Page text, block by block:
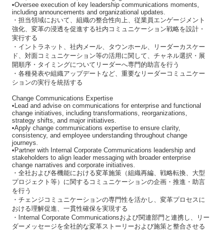
•Oversee execution of key leadership communications moments,
including announcements and organizational updates.
・担当領域において、組織の整合性向上、従業員エンゲージメント
強化、変革の浸透を促進する社内コミュニケーション戦略を設計・
実行する
・イントラネット、社内メール、タウンホール、リーダーカスケー
ド、対面コミュニケーション等の活用に関して、チャネル選択・展
開順序・タイミングについてリーダーへ専門的助言を行う
・各種発表や組織アップデートなど、重要なリーダーコミュニケー
ションの実行を統括する
Change Communications Expertise
•Lead and advise on communications for enterprise and functional
change initiatives, including transformations, reorganizations,
strategy shifts, and major initiatives.
•Apply change communications expertise to ensure clarity,
consistency, and employee understanding throughout change
journeys.
•Partner with Internal Corporate Communications leadership and
stakeholders to align leader messaging with broader enterprise
change narratives and corporate initiatives.
・全社および各機能における変革施策（組織再編、戦略転換、大型
プロジェクト等）に関するコミュニケーションの企画・推進・助言
を行う
・チェンジコミュニケーションの専門性を活かし、変革プロセスに
おける理解促進、一貫性確保を実現する
・Internal Corporate Communicationsおよび関連部門と連携し、リー
ダーメッセージを全社的な変革ストーリーおよび施策と整合させる